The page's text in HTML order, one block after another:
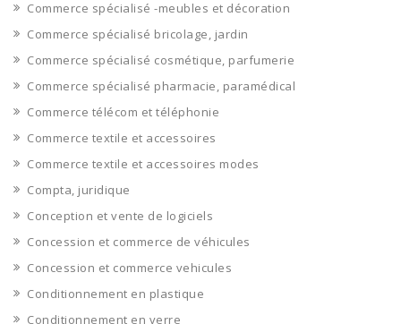
Commerce spécialisé -meubles et décoration
Commerce spécialisé bricolage, jardin
Commerce spécialisé cosmétique, parfumerie
Commerce spécialisé pharmacie, paramédical
Commerce télécom et téléphonie
Commerce textile et accessoires
Commerce textile et accessoires modes
Compta, juridique
Conception et vente de logiciels
Concession et commerce de véhicules
Concession et commerce vehicules
Conditionnement en plastique
Conditionnement en verre